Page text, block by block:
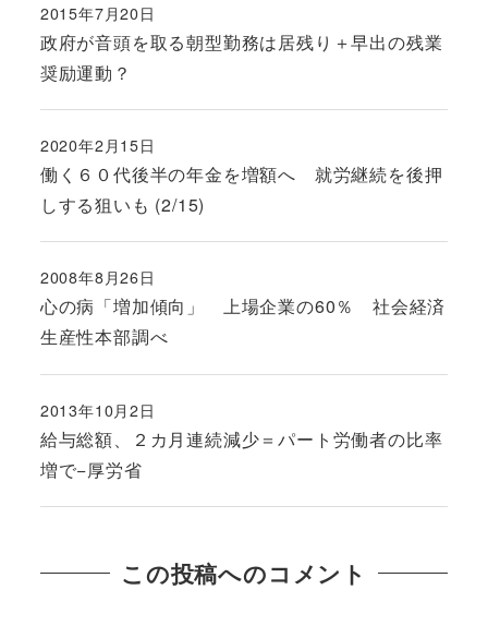
政府が音頭を取る朝型勤務は居残り＋早出の残業
奨励運動？
投稿日
2015年7月20日
働く６０代後半の年金を増額へ 就労継続を後押
しする狙いも (2/15)
投稿日
2020年2月15日
心の病「増加傾向」 上場企業の60％ 社会経済
生産性本部調べ
投稿日
2008年8月26日
給与総額、２カ月連続減少＝パート労働者の比率
増で−厚労省
投稿日
2013年10月2日
この投稿へのコメント